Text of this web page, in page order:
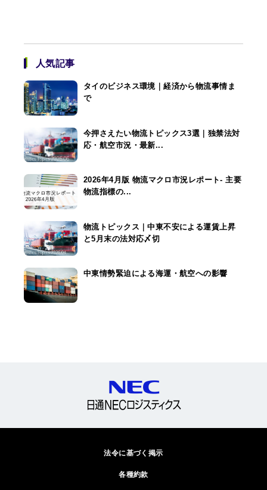
人気記事
タイのビジネス環境｜経済から物流事情ま
で
今押さえたい物流トピックス3選｜独禁法対
応・航空市況・最新...
2026年4月版 物流マクロ市況レポート- 主要
物流指標の...
物流トピックス｜中東不安による運賃上昇
と5月末の法対応〆切
中東情勢緊迫による海運・航空への影響
法令に基づく掲示
各種約款